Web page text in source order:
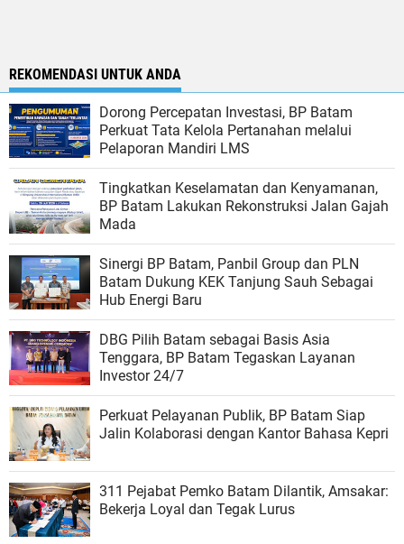
REKOMENDASI UNTUK ANDA
Dorong Percepatan Investasi, BP Batam
Perkuat Tata Kelola Pertanahan melalui
Pelaporan Mandiri LMS
Tingkatkan Keselamatan dan Kenyamanan,
BP Batam Lakukan Rekonstruksi Jalan Gajah
Mada
Sinergi BP Batam, Panbil Group dan PLN
Batam Dukung KEK Tanjung Sauh Sebagai
Hub Energi Baru
DBG Pilih Batam sebagai Basis Asia
Tenggara, BP Batam Tegaskan Layanan
Investor 24/7
Perkuat Pelayanan Publik, BP Batam Siap
Jalin Kolaborasi dengan Kantor Bahasa Kepri
311 Pejabat Pemko Batam Dilantik, Amsakar:
Bekerja Loyal dan Tegak Lurus